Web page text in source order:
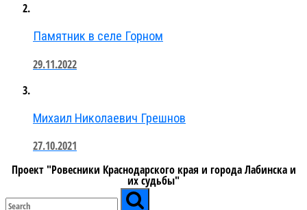
Памятник в селе Горном
29.11.2022
Михаил Николаевич Грешнов
27.10.2021
Проект "Ровесники Краснодарского края и города Лабинска и
их судьбы"